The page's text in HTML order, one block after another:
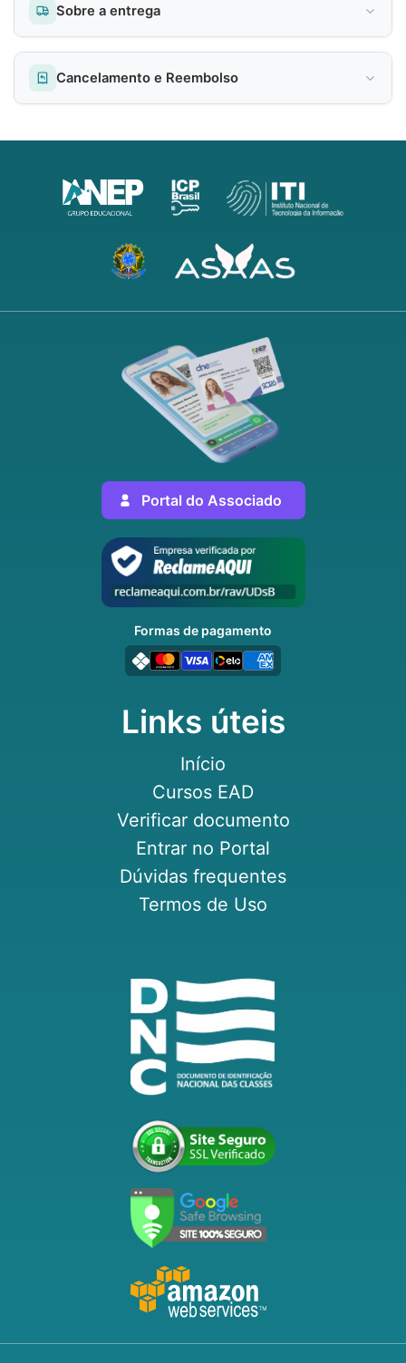
Sobre a entrega
Cancelamento e Reembolso
Links úteis
Início
Cursos EAD
Verificar documento
Entrar no Portal
Dúvidas frequentes
Termos de Uso
Portal do Associado
Formas de pagamento